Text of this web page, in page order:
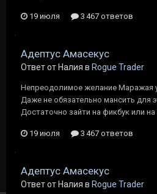
19 июля 3 467 ответов
Адептус Амасекус
Ответ от Налия в Rogue Trader
Непреодолимое желание Маражая
Даже не обязательно мансить для
Достаточно зайти на фикбук или
19 июля 3 467 ответов
Адептус Амасекус
Ответ от Налия в Rogue Trader